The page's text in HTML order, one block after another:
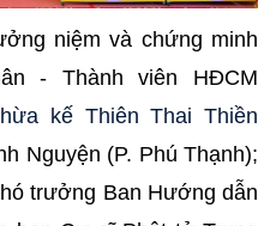
niệm và chứng minh
- Thành viên HĐCM
kế Thiên Thai Thiền
Nguyện (P. Phú Thạnh);
trưởng Ban Hướng dẫn